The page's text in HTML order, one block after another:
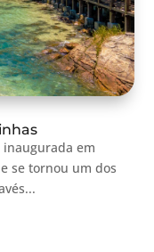
inaugurada em
se tornou um dos